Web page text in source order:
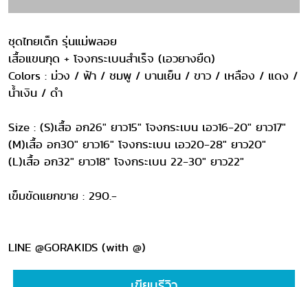
ชุดไทยเด็ก รุ่นแม่พลอย
เสื้อแขนกุด + โจงกระเบนสำเร็จ (เอวยางยืด)
Colors : ม่วง / ฟ้า / ชมพู / บานเย็น / ขาว / เหลือง / แดง /
น้ำเงิน / ดำ
Size : (S)เสื้อ อก26" ยาว15" โจงกระเบน เอว16-20" ยาว17"
(M)เสื้อ อก30" ยาว16" โจงกระเบน เอว20-28" ยาว20"
(L)เสื้อ อก32" ยาว18" โจงกระเบน 22-30" ยาว22"
เข็มขัดแยกขาย : 290.-
LINE @GORAKIDS (with @)